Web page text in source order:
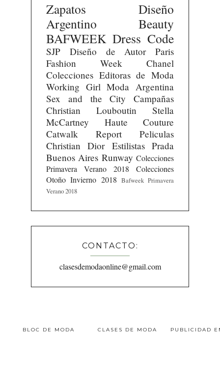
Zapatos
Diseño
Argentino
Beauty
BAFWEEK Dress Code
SJP Diseño de Autor
Paris
Fashion Week
Chanel
Colecciones Editoras de Moda
Working Girl Moda Argentina
Sex and the City
Campañas
Christian Louboutin
Stella
McCartney
Haute Couture
Catwalk Report
Peliculas
Christian Dior Estilistas Prada
Buenos Aires Runway Colecciones
Primavera Verano 2018
Colecciones
Otoño Invierno 2018 Bafweek Primavera
Verano 2018
CONTACTO:
clasesdemodaonline@gmail.com
BLOC DE MODA CLASES DE MODA PUBLICIDAD